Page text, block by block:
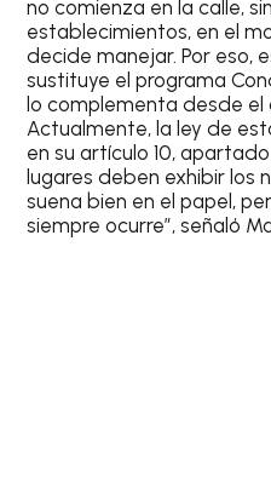
no comienza en la calle,
establecimientos, en el
decide manejar. Por eso,
sustituye el programa
lo complementa desde el
Actualmente, la ley de
en su artículo 10,
lugares deben exhibir los
suena bien en el papel,
siempre ocurre”, señaló